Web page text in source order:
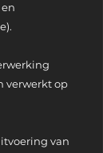
verwerkt op
van